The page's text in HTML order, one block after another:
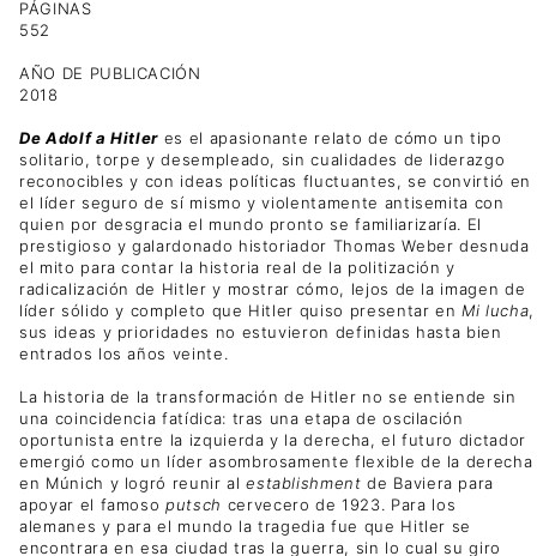
PÁGINAS
552
AÑO DE PUBLICACIÓN
2018
De Adolf a Hitler es el apasionante relato de cómo un tipo
solitario, torpe y desempleado, sin cualidades de liderazgo
reconocibles y con ideas políticas fluctuantes, se convirtió en
el líder seguro de sí mismo y violentamente antisemita con
quien por desgracia el mundo pronto se familiarizaría. El
prestigioso y galardonado historiador Thomas Weber desnuda
el mito para contar la historia real de la politización y
radicalización de Hitler y mostrar cómo, lejos de la imagen de
líder sólido y completo que Hitler quiso presentar enMi lucha,
sus ideas y prioridades no estuvieron definidas hasta bien
entrados los años veinte.
La historia de la transformación de Hitler no se entiende sin
una coincidencia fatídica: tras una etapa de oscilación
oportunista entre la izquierda y la derecha, el futuro dictador
emergió como un líder asombrosamente flexible de la derecha
en Múnich y logró reunir alestablishment de Baviera para
apoyar el famosoputsch cervecero de 1923. Para los
alemanes y para el mundo la tragedia fue que Hitler se
encontrara en esa ciudad tras la guerra, sin lo cual su giro